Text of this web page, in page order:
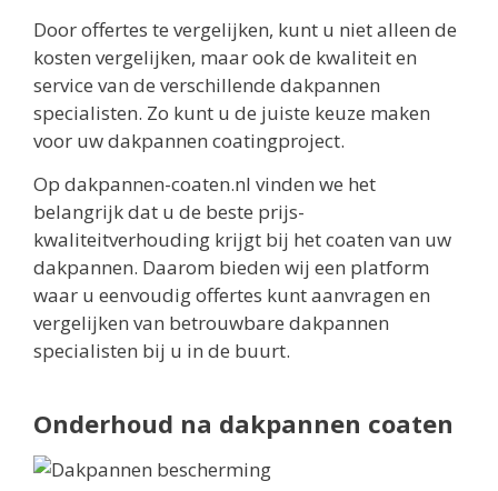
Door offertes te vergelijken, kunt u niet alleen de
kosten vergelijken, maar ook de kwaliteit en
service van de verschillende dakpannen
specialisten. Zo kunt u de juiste keuze maken
voor uw dakpannen coatingproject.
Op dakpannen-coaten.nl vinden we het
belangrijk dat u de beste prijs-
kwaliteitverhouding krijgt bij het coaten van uw
dakpannen. Daarom bieden wij een platform
waar u eenvoudig offertes kunt aanvragen en
vergelijken van betrouwbare dakpannen
specialisten bij u in de buurt.
Onderhoud na dakpannen coaten